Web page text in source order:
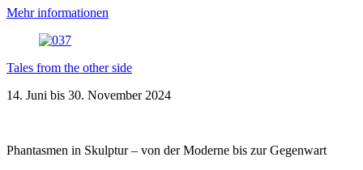
Mehr informationen
Tales from the other side
14. Juni bis 30. November 2024
Phantasmen in Skulptur – von der Moderne bis zur Gegenwart